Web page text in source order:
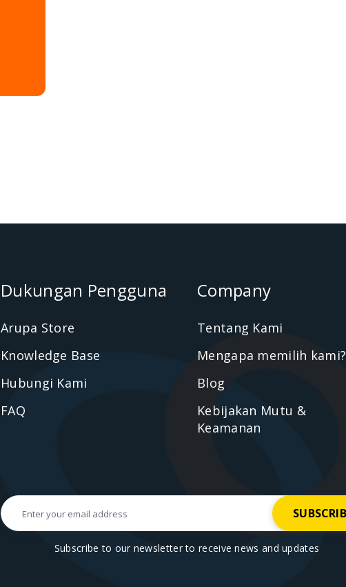
Dukungan Pengguna
Arupa Store
Knowledge Base
Hubungi Kami
FAQ
Company
Tentang Kami
Mengapa memilih kami?
Blog
Kebijakan Mutu &
Keamanan
Subscribe to our newsletter to receive news and updates